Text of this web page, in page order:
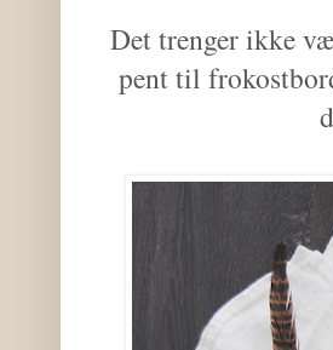
Det trenger ikke
pent til